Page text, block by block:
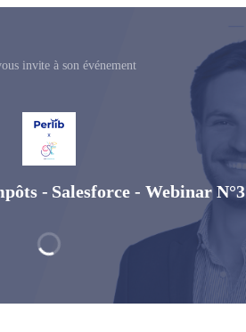
invite à son événement
- Salesforce - Webinar N°3